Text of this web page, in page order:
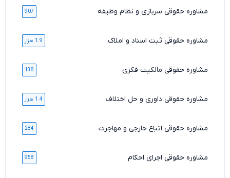
مشاوره حقوقی سربازی و نظام وظیفه 907
مشاوره حقوقی ثبت اسناد و املاک 1.9 هزار
مشاوره حقوقی مالکیت فکری 138
مشاوره حقوقی داوری و حل اختلاف 1.4 هزار
مشاوره حقوقی اتباع خارجی و مهاجرت 284
مشاوره حقوقی اجرای احکام 958